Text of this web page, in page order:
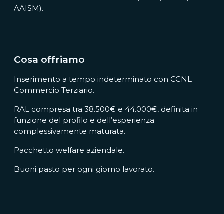
AAISM).
Cosa offriamo
Inserimento a tempo indeterminato con CCNL
Commercio Terziario.
RAL compresa tra 38.500€ e 44.000€, definita in
funzione del profilo e dell’esperienza
complessivamente maturata.
Pacchetto welfare aziendale.
Buoni pasto per ogni giorno lavorato.